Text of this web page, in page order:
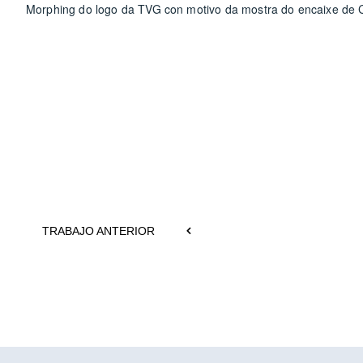
Morphing do logo da TVG con motivo da mostra do encaixe de
TRABAJO ANTERIOR